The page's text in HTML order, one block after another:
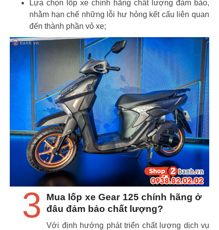
Lựa chọn lốp xe chính hãng chất lượng đảm bảo,
nhằm hạn chế những lỗi hư hỏng kết cấu liên quan
đến thành phần vỏ xe;
3
Mua lốp xe Gear 125 chính hãng ở
đâu đảm bảo chất lượng?
Với định hướng phát triển chất lượng dịch vụ